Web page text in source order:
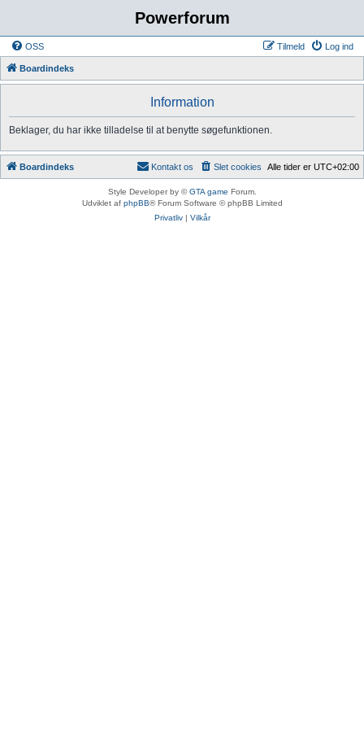
Powerforum
OSS Log ind
Tilmeld
Boardindeks
Information
Beklager, du har ikke tilladelse til at benytte søgefunktionen.
Boardindeks Alle tider er UTC+02:00
Slet cookies
Kontakt os
Style Developer by ©GTA game Forum.
Udviklet af phpBB® Forum Software © phpBB Limited
Privatliv| Vilkår